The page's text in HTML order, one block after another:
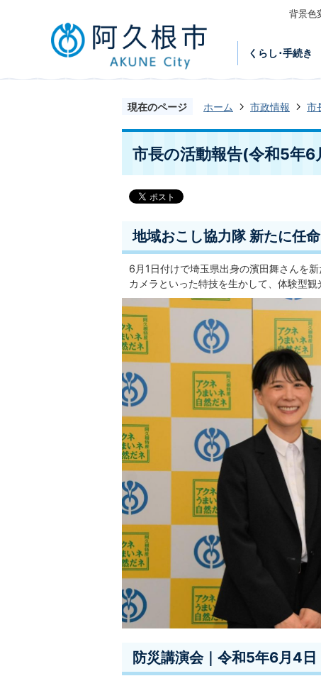
背景色
くらし･手続き
現在のページ ホーム 市政情報 市
市長の活動報告(令和5年6
地域おこし協力隊 新たに任
6月1日付けで埼玉県出身の濱田舞さんを
カメラといった特技を生かして、体験型観
防災講演会｜令和5年6月4日